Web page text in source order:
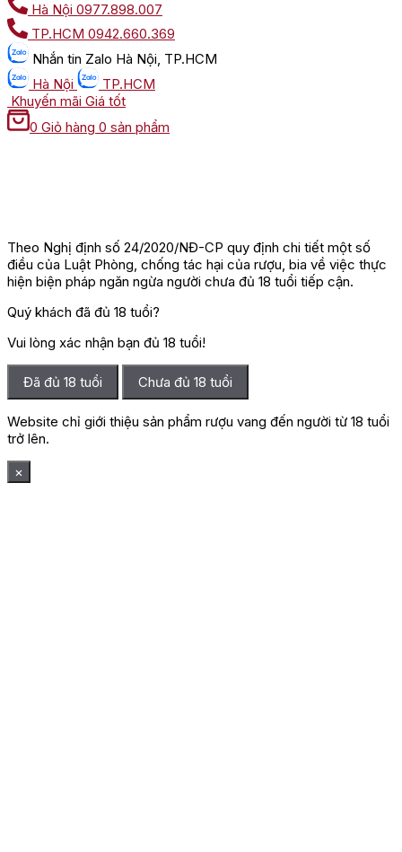
Hà Nội 0977.898.007
TP.HCM 0942.660.369
Nhắn tin Zalo Hà Nội, TP.HCM
Hà Nội
TP.HCM
Khuyến mãi Giá tốt
0 Giỏ hàng 0 sản phẩm
Theo Nghị định số 24/2020/NĐ-CP quy định chi tiết một số
điều của Luật Phòng, chống tác hại của rượu, bia về việc thực
hiện biện pháp ngăn ngừa người chưa đủ 18 tuổi tiếp cận.
Quý khách đã đủ 18 tuổi?
Vui lòng xác nhận bạn đủ 18 tuổi!
Đã đủ 18 tuổi Chưa đủ 18 tuổi
Website chỉ giới thiệu sản phẩm rượu vang đến người từ 18 tuổi
trở lên.
×